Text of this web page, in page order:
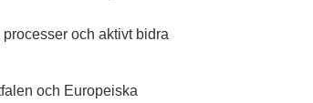
och aktivt bidra
och Europeiska